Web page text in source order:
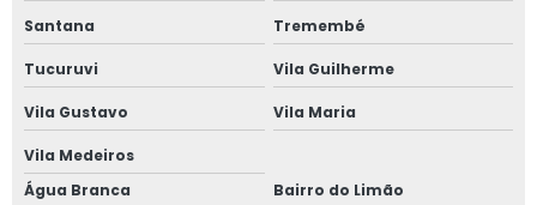
Esquadrias com isolamento acústico
Esquadrias com persianas integradas
Esquadrias termo acústicas
Fábrica de esquadrias
Santana Tremembé
Tucuruvi Vila Guilherme
Vila Gustavo Vila Maria
Vila Medeiros
Água Branca
Bairro do Limão